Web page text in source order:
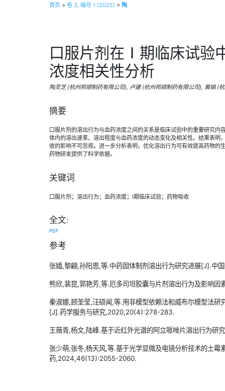
首页 > 卷 3, 编号 1 (2025) > 陶
口服片剂在Ⅰ期临床试验
浓度相关性分析
陶灵芝 (杭州邦顺制药有限公司), 卢建 (杭州邦顺制药有限公司), 黄娟 (
摘要
口服片剂的溶出行为与血药浓度之间的关系是临床试验中的重要研究内
体内的溶出速率、溶出程度与血药浓度的动态变化及相关性。结果表明
收的影响不可忽视。进一步分析表明，优化溶出行为可有效提高药物的
药物研发提供了科学依据。
关键词
口服片剂；溶出行为；血药浓度；Ⅰ期临床试验；药物吸收
全文:
PDF
参考
张嫱,黎翩,孙阳恩,等.中药固体制剂溶出行为研究进展[J].中
熊欣,裴昆,郭艳芳,等.厄多司坦胶囊与片剂溶出行为及影响
秦淑娜,顾圣莹,汪硕闻,等.用非模型依赖法和威布尔模型法研
[J].药学服务与研究,2020,20(4):278-283.
王薇青,杨文,陆峰.基于近红外光谱的阿立哌唑片溶出行为
张少萌,张冬,杨天风,等.基于光学显微及电镜分析技术的土霉
药,2024,46(13):2055-2060.